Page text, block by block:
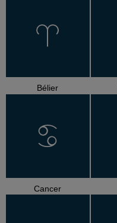
Bélier
Cancer